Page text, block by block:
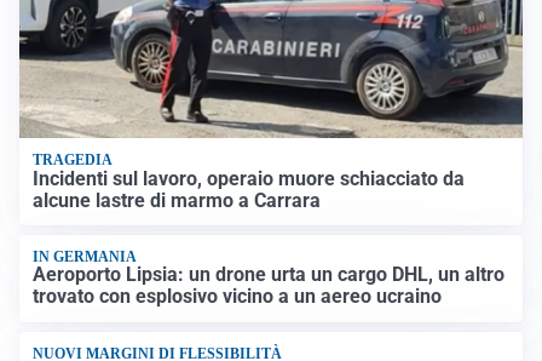
TRAGEDIA
Incidenti sul lavoro, operaio muore schiacciato da
alcune lastre di marmo a Carrara
IN GERMANIA
Aeroporto Lipsia: un drone urta un cargo DHL, un altro
trovato con esplosivo vicino a un aereo ucraino
NUOVI MARGINI DI FLESSIBILITÀ